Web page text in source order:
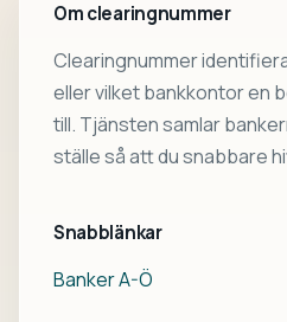
Om clearingnummer
Clearingnummer
eller vilket bankkontor en
till. Tjänsten samlar
ställe så att du snabbare
Snabblänkar
Banker A-Ö